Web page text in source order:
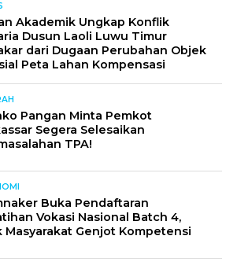
Akademik Ungkap Konflik
Dusun Laoli Luwu Timur
dari Dugaan Perubahan Objek
Peta Lahan Kompensasi
Pangan Minta Pemkot
Segera Selesaikan
TPA!
Buka Pendaftaran
Vokasi Nasional Batch 4,
Masyarakat Genjot Kompetensi